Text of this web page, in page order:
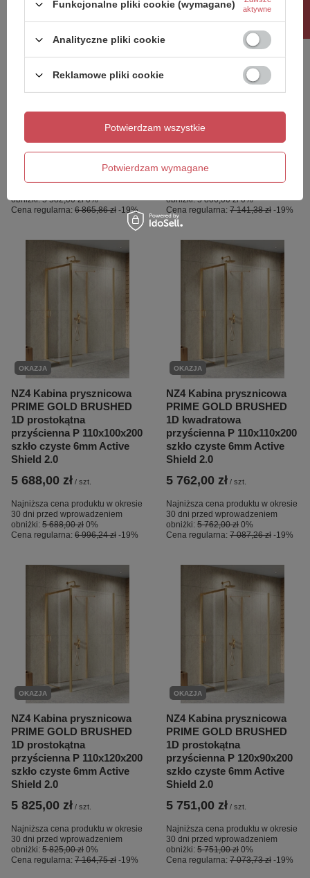
OKAZJA
PRIME GOLD BRUSHED
2D kwadratowa
5 582,00 zł
Najniższa cena produktu w okresie
obniżki:5 582,00 zł 0%
Cena regularna: 6 865,86 zł -19%
NZ4 Kabina prysznicowa
PRIME GOLD BRUSHED
2D kwadratowa
Shield 2.0
5 806,00 zł
Najniższa cena produktu w okresie
obniżki:5 806,00 zł 0%
Cena regularna: 7 141,38 zł -19%
OKAZJA
NZ4 Kabina prysznicowa
PRIME GOLD BRUSHED
1D prostokątna
przyścienna P 110x100x200
szkło czyste 6mm Active
Shield 2.0
5 688,00 zł / szt.
Najniższa cena produktu w okresie
30 dni przed wprowadzeniem
obniżki: 5 688,00 zł 0%
Cena regularna: 6 996,24 zł -19%
OKAZJA
NZ4 Kabina prysznicowa
PRIME GOLD BRUSHED
1D kwadratowa
przyścienna P 110x110x200
szkło czyste 6mm Active
Shield 2.0
5 762,00 zł / szt.
Najniższa cena produktu w okresie
30 dni przed wprowadzeniem
obniżki: 5 762,00 zł 0%
Cena regularna: 7 087,26 zł -19%
OKAZJA
NZ4 Kabina prysznicowa
PRIME GOLD BRUSHED
1D prostokątna
przyścienna P 110x120x200
szkło czyste 6mm Active
Shield 2.0
5 825,00 zł / szt.
Najniższa cena produktu w okresie
30 dni przed wprowadzeniem
obniżki: 5 825,00 zł 0%
Cena regularna: 7 164,75 zł -19%
OKAZJA
NZ4 Kabina prysznicowa
PRIME GOLD BRUSHED
1D prostokątna
przyścienna P 120x90x200
szkło czyste 6mm Active
Shield 2.0
5 751,00 zł / szt.
Najniższa cena produktu w okresie
30 dni przed wprowadzeniem
obniżki: 5 751,00 zł 0%
Cena regularna: 7 073,73 zł -19%
Funkcjonalne pliki cookie (wymagane)
aktywne
Analityczne pliki cookie
Reklamowe pliki cookie
Potwierdzam wymagane
Potwierdzam wszystkie